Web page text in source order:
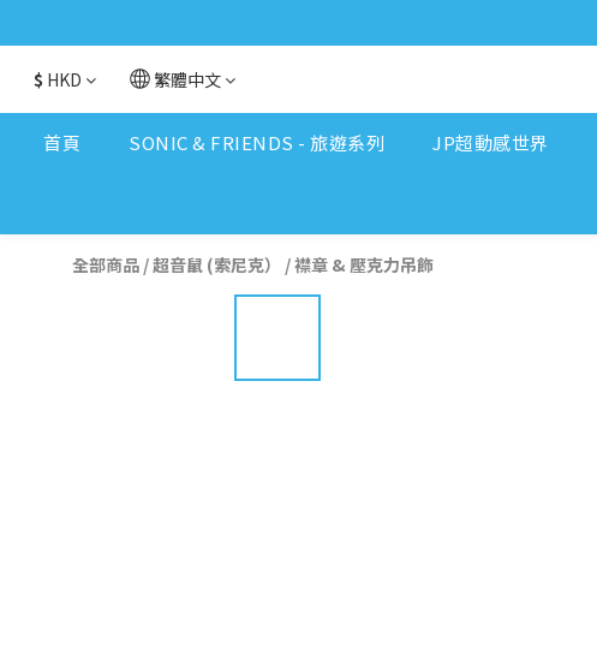
$ HKD 繁體中文
首頁 SONIC & FRIENDS - 旅遊系列 JP超動感世界
全部商品 /超音鼠 (索尼克） /襟章 & 壓克力吊飾